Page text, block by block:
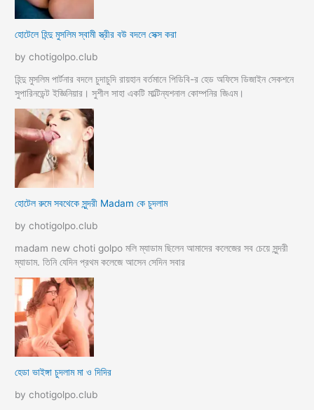
হোটেলে হিন্দু মুসলিম স্বামী স্ত্রীর বউ বদলে সেক্স করা
by chotigolpo.club
হিন্দু মুসলিম পার্টনার বদলে চুদাচুদি রায়হান বর্তমানে পিডিবি-র হেড অফিসে ডিজাইন সেকশনে
সুপারিনডেন্ট ইজ্ঞিনিয়ার। সুশীল সাহা একটি মাল্টিন্যশনাল কোম্পনির জিএম।
হোটেল রুমে সবথেকে সুন্দরী Madam কে চুদলাম
by chotigolpo.club
madam new choti golpo মলি ম্যাডাম ছিলেন আমাদের কলেজের সব চেয়ে সুন্দরী
ম্যাডাম. তিনি যেদিন প্রথম কলেজে আসেন সেদিন সবার
হেডা ভাইঙ্গা চুদলাম মা ও দিদির
by chotigolpo.club